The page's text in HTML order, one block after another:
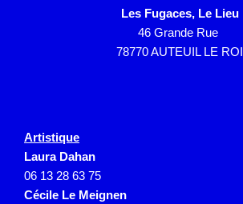
Les Fugaces, Le Lieu
46 Grande Rue
78770 AUTEUIL LE ROI
Artistique
Laura Dahan
06 13 28 63 75
Cécile Le Meignen